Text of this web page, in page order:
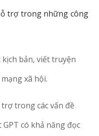
trợ trong những công
kịch bản, viết truyện
xã hội.
trong các vấn đề
có khả năng đọc